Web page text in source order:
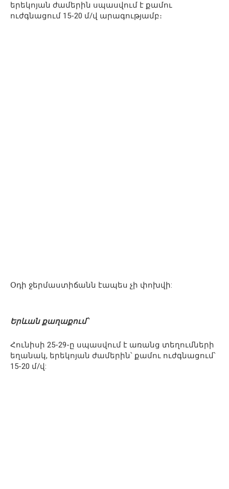
երեկոյան ժամերին սպասվում է քամու
ուժգնացում 15-20 մ/վ արագությամբ։
Օդի ջերմաստիճանն էապես չի փոխվի:
Երևան քաղաքում՝
Հունիսի 25-29-ը սպասվում է առանց տեղումների
եղանակ, երեկոյան ժամերին՝ քամու ուժգնացում՝
15-20 մ/վ: